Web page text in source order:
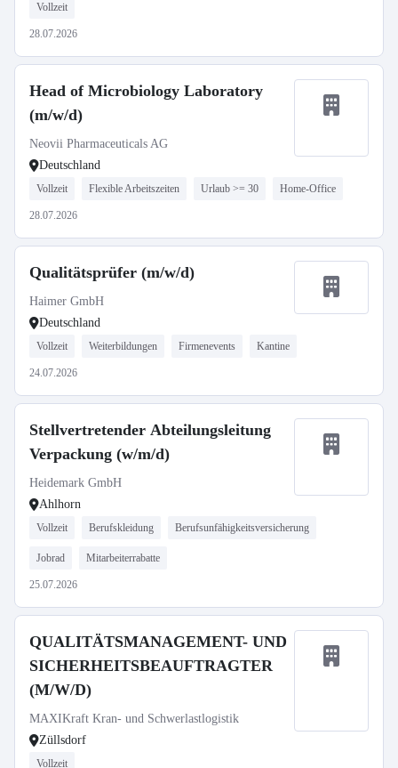
Vollzeit
28.07.2026
Head of Microbiology Laboratory
(m/w/d)
Neovii Pharmaceuticals AG
Deutschland
Vollzeit Flexible Arbeitszeiten Urlaub >= 30 Home-Office
28.07.2026
Qualitätsprüfer (m/w/d)
Haimer GmbH
Deutschland
Vollzeit Weiterbildungen Firmenevents Kantine
24.07.2026
Stellvertretender Abteilungsleitung
Verpackung (w/m/d)
Heidemark GmbH
Ahlhorn
Vollzeit Berufskleidung Berufsunfähigkeitsversicherung
Jobrad Mitarbeiterrabatte
25.07.2026
QUALITÄTSMANAGEMENT- UND
SICHERHEITSBEAUFTRAGTER
(M/W/D)
MAXIKraft Kran- und Schwerlastlogistik
Züllsdorf
Vollzeit